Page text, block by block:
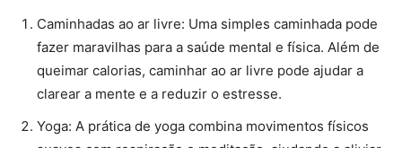
Caminhadas ao ar livre: Uma simples caminhada pode
fazer maravilhas para a saúde mental e física. Além de
queimar calorias, caminhar ao ar livre pode ajudar a
clarear a mente e a reduzir o estresse.
Yoga: A prática de yoga combina movimentos físicos